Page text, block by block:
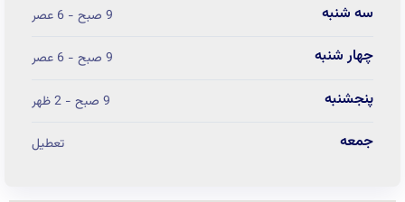
سه شنبه 9 صبح - 6 عصر
چهار شنبه 9 صبح - 6 عصر
پنجشنبه 9 صبح - 2 ظهر
جمعه تعطیل